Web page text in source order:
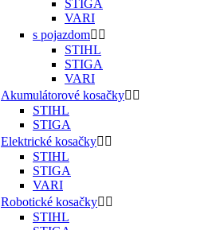
STIGA
VARI
s pojazdom 
STIHL
STIGA
VARI
Akumulátorové kosačky 
STIHL
STIGA
Elektrické kosačky 
STIHL
STIGA
VARI
Robotické kosačky 
STIHL